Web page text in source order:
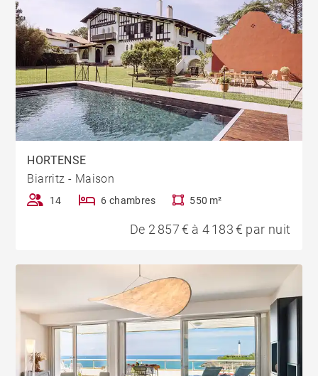
HORTENSE
Biarritz - Maison
14 6 chambres 550 m²
De 2 857 € à 4 183 € par nuit